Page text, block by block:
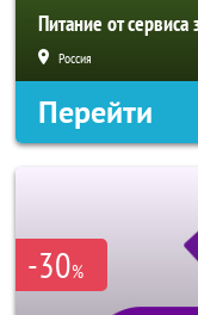
Питание от
Россия
Перейти
-30%